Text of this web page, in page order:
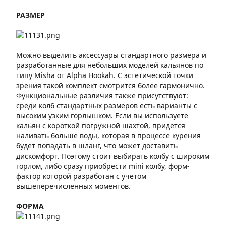
РАЗМЕР
Можно выделить аксессуары стандартного размера и
разработанные для небольших моделей кальянов по
типу Misha от Alpha Hookah. С эстетической точки
зрения такой комплект смотрится более гармонично.
Функциональные различия также присутствуют:
среди колб стандартных размеров есть варианты с
высоким узким горлышком. Если вы используете
кальян с короткой погружной шахтой, придется
наливать больше воды, которая в процессе курения
будет попадать в шланг, что может доставить
дискомфорт. Поэтому стоит выбирать колбу с широким
горлом, либо сразу приобрести mini колбу, форм-
фактор которой разработан с учетом
вышеперечисленных моментов.
ФОРМА